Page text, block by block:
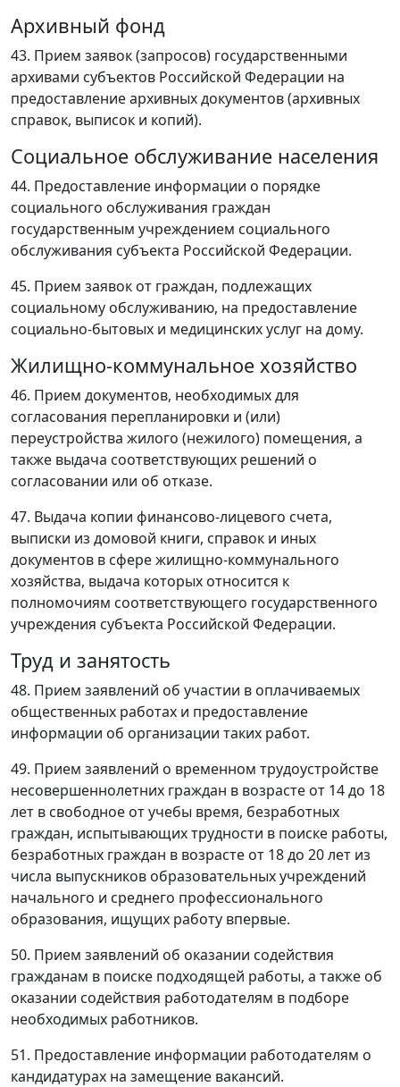
Архивный фонд
43. Прием заявок (запросов) государственными
архивами субъектов Российской Федерации на
предоставление архивных документов (архивных
справок, выписок и копий).
Социальное обслуживание населения
44. Предоставление информации о порядке
социального обслуживания граждан
государственным учреждением социального
обслуживания субъекта Российской Федерации.
45. Прием заявок от граждан, подлежащих
социальному обслуживанию, на предоставление
социально-бытовых и медицинских услуг на дому.
Жилищно-коммунальное хозяйство
46. Прием документов, необходимых для
согласования перепланировки и (или)
переустройства жилого (нежилого) помещения, а
также выдача соответствующих решений о
согласовании или об отказе.
47. Выдача копии финансово-лицевого счета,
выписки из домовой книги, справок и иных
документов в сфере жилищно-коммунального
хозяйства, выдача которых относится к
полномочиям соответствующего государственного
учреждения субъекта Российской Федерации.
Труд и занятость
48. Прием заявлений об участии в оплачиваемых
общественных работах и предоставление
информации об организации таких работ.
49. Прием заявлений о временном трудоустройстве
несовершеннолетних граждан в возрасте от 14 до 18
лет в свободное от учебы время, безработных
граждан, испытывающих трудности в поиске работы,
безработных граждан в возрасте от 18 до 20 лет из
числа выпускников образовательных учреждений
начального и среднего профессионального
образования, ищущих работу впервые.
50. Прием заявлений об оказании содействия
гражданам в поиске подходящей работы, а также об
оказании содействия работодателям в подборе
необходимых работников.
51. Предоставление информации работодателям о
кандидатурах на замещение вакансий.